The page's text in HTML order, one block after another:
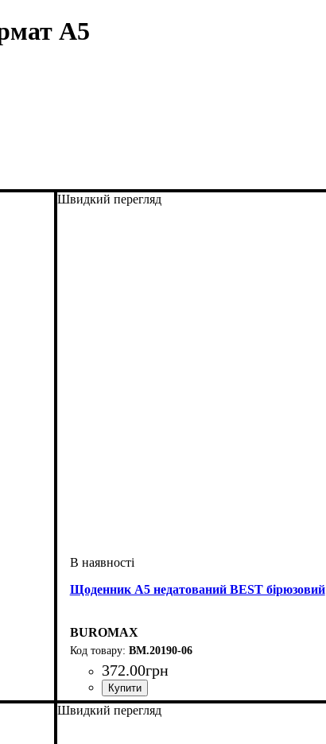
А5
Швидкий перегляд
Щоденник А5 недатований BEST бірюзовий
BUROMAX
BM.20190-06
372.00грн
Швидкий перегляд